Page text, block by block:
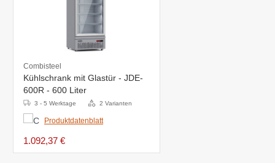
Combisteel
Kühlschrank mit Glastür - JDE-
600R - 600 Liter
3 - 5 Werktage 2 Varianten
Produktdatenblatt
1.092,37 €